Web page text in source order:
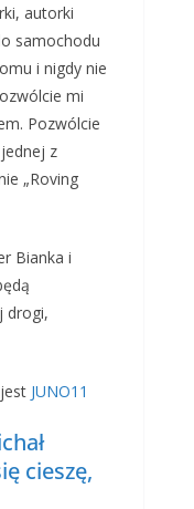
autorki
samochodu
i nigdy nie
mi
Pozwólcie
z
„Roving
Bianka i
drogi,
JUNO11
cieszę,